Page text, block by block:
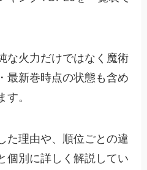
な火力だけではなく魔術
最新巻時点の状態も含め
す。
た理由や、順位ごとの違
個別に詳しく解説してい